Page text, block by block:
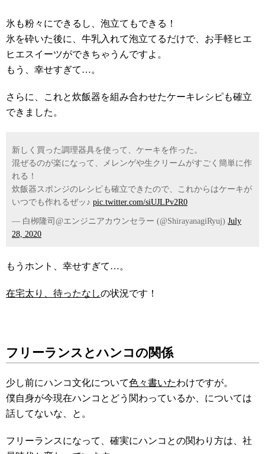
氷も粉々にできるし、泡立てもできる！
氷を砕いた後に、牛乳入れて泡立てるだけで、お手軽ヒエ
ヒエスイーツができちゃうんですよ。
もう、幸せすぎて…。
さらに、これと炊飯器を組み合わせたケーキレシピも確立
できました。
新しく買った調理器具を使って、ケーキを作った。
混ぜるのが楽になって、メレンゲや生クリームがすごく簡単に作
れる！
炊飯器スポンジのレシピも確立できたので、これからはケーキが
いつでも作れるぜッ♪ pic.twitter.com/siUJLPv2R0
— 白栁隆司@エンジニアカウンセラー (@ShirayanagiRyuj) July
28, 2020
もうホント、幸せすぎて…。
在宅太り、待ったなしの状況です！
フリーランスとハンコの関係
少し前にハンコ文化について色々書いたわけですが。
僕自身が今現在ハンコとどう関わっているか、については
話してないな、と。
フリーランスになって、確実にハンコとの関わり方は、社